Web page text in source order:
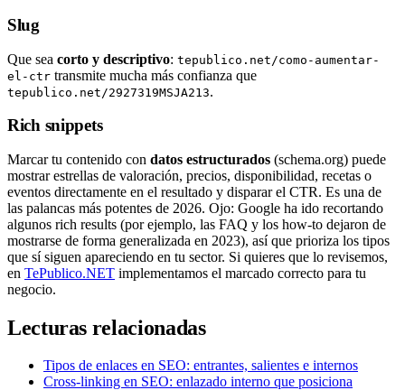
Slug
Que sea corto y descriptivo: tepublico.net/como-aumentar-
el-ctr transmite mucha más confianza que
tepublico.net/2927319MSJA213.
Rich snippets
Marcar tu contenido con datos estructurados (schema.org) puede
mostrar estrellas de valoración, precios, disponibilidad, recetas o
eventos directamente en el resultado y disparar el CTR. Es una de
las palancas más potentes de 2026. Ojo: Google ha ido recortando
algunos rich results (por ejemplo, las FAQ y los how-to dejaron de
mostrarse de forma generalizada en 2023), así que prioriza los tipos
que sí siguen apareciendo en tu sector. Si quieres que lo revisemos,
en TePublico.NET implementamos el marcado correcto para tu
negocio.
Lecturas relacionadas
Tipos de enlaces en SEO: entrantes, salientes e internos
Cross-linking en SEO: enlazado interno que posiciona